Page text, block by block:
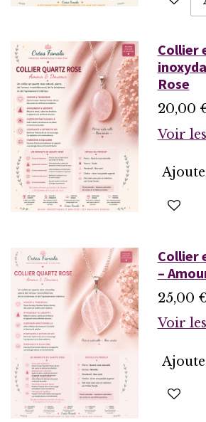
Collier
Rose
20,00
Voir
Collier
–
25,00
Voir